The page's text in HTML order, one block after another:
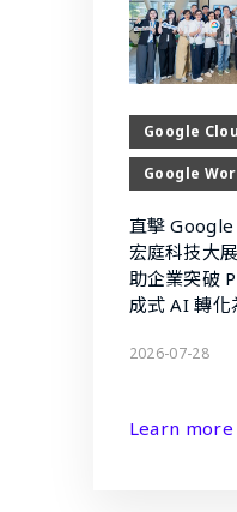
Google
Google
直擊 Google
宏庭科技大
助企業突破
成式 AI 轉化
2026-07-28
Learn more